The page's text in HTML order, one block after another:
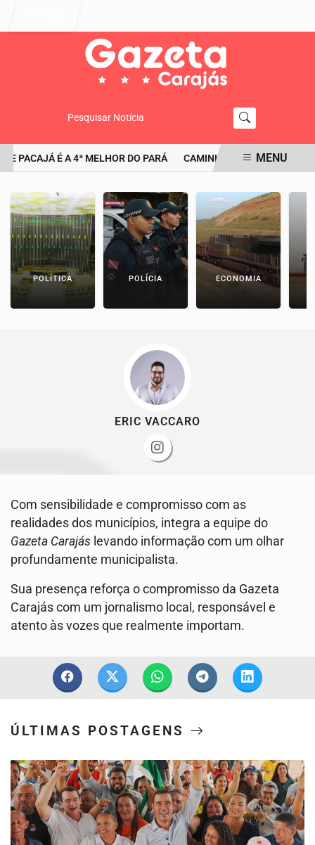
Pesquisar Notícia
PACAJÁ É A 4ª MELHOR DO PARÁ CAMINHONEIRO É FLAGRADO
MENU
POLÍTICA POLÍCIA ECONOMIA
ERIC VACCARO
Com sensibilidade e compromisso com as
realidades dos municípios, integra a equipe do
Gazeta Carajás levando informação com um olhar
profundamente municipalista.
Sua presença reforça o compromisso da Gazeta
Carajás com um jornalismo local, responsável e
atento às vozes que realmente importam.
ÚLTIMAS POSTAGENS